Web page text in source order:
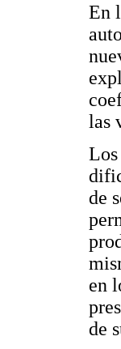
En
las
de
en
de